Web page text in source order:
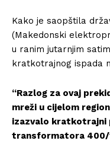
Kako je saopštila
(Makedonski
u ranim jutarnjim
kratkotrajnog ispada
“Razlog za ovaj
mreži u cijelom
izazvalo kratkotrajni
transformatora 400/